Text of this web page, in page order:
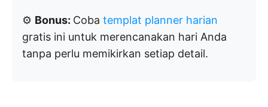
⚙️ Bonus: Coba templat planner harian
gratis ini untuk merencanakan hari Anda
tanpa perlu memikirkan setiap detail.